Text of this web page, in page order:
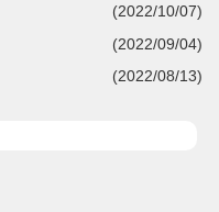
(2022/10/07)
(2022/09/04)
(2022/08/13)